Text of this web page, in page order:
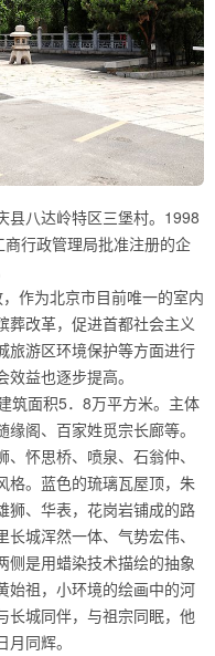
县八达岭特区三堡村。1998
行政管理局批准注册的企
作为北京市目前唯一的室内
葬改革，促进首都社会主义
旅游区环境保护等方面进行
益也逐步提高。
筑面积5．8万平方米。主体
阁、百家姓觅宗长廊等。
怀思桥、喷泉、石翁仲、
格。蓝色的琉璃瓦屋顶，朱
狮、华表，花岗岩铺成的路
城浑然一体、气势宏伟、
侧是用蜡染技术描绘的抽象
始祖，小环境的绘画中的河
长城同伴，与祖宗同眠，他
同辉。